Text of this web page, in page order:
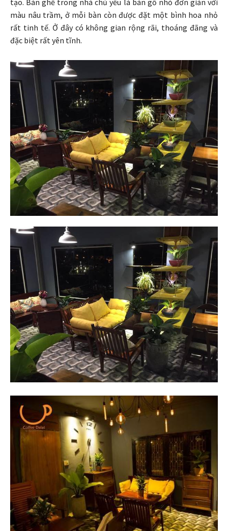
màu nâu trầm, ở mỗi bàn còn được đặt một bình hoa nhỏ
rất tinh tế. Ở đây có không gian rộng rãi, thoáng đãng và
đặc biệt rất yên tĩnh.